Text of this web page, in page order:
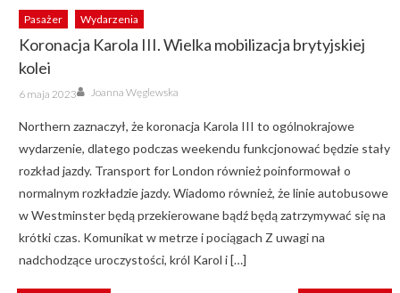
Pasażer Wydarzenia
Koronacja Karola III. Wielka mobilizacja brytyjskiej
kolei
Posted
on
6 maja 2023 Author
Joanna Węglewska
Northern zaznaczył, że koronacja Karola III to ogólnokrajowe
wydarzenie, dlatego podczas weekendu funkcjonować będzie stały
rozkład jazdy. Transport for London również poinformował o
normalnym rozkładzie jazdy. Wiadomo również, że linie autobusowe
w Westminster będą przekierowane bądź będą zatrzymywać się na
krótki czas. Komunikat w metrze i pociągach Z uwagi na
nadchodzące uroczystości, król Karol i […]